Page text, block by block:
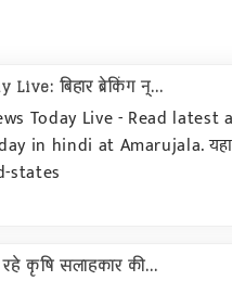
बिहार ब्रेकिंग न्...
Today Live - Read latest
in hindi at Amarujala.
states
कृषि सलाहकार की...